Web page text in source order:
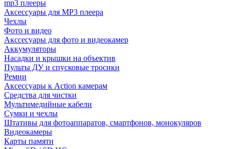
mp3 плееры
Аксессуары для MP3 плеера
Чехлы
Фото и видео
Акссесуары для фото и видеокамер
Аккумуляторы
Насадки и крышки на объектив
Пульты ДУ и спусковые тросики
Ремни
Аксессуары к Action камерам
Средства для чистки
Мультимедийные кабели
Сумки и чехлы
Штативы для фотоаппаратов, смартфонов, монокуляров
Видеокамеры
Карты памяти